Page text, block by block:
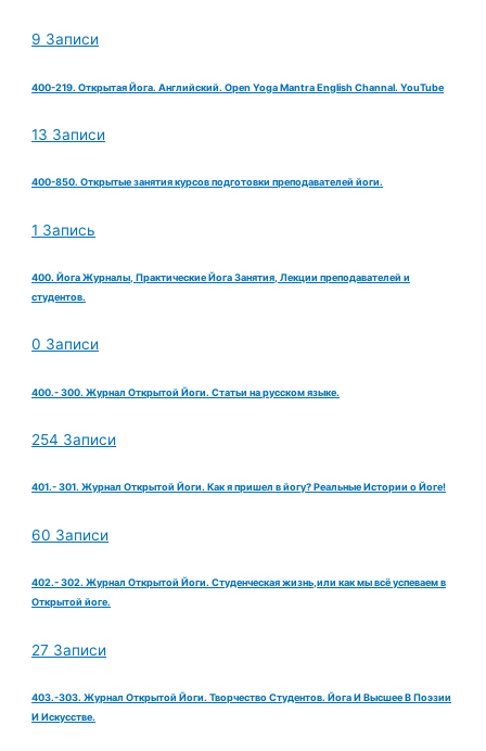
9 Записи
400-219. Открытая Йога. Английский. Open Yoga Mantra English Channal. YouTube
13 Записи
400-850. Открытые занятия курсов подготовки преподавателей йоги.
1 Запись
400. Йога Журналы, Практические Йога Занятия, Лекции преподавателей и
студентов.
0 Записи
400.- 300. Журнал Открытой Йоги. Статьи на русском языке.
254 Записи
401.- 301. Журнал Открытой Йоги. Как я пришел в йогу? Реальные Истории о Йоге!
60 Записи
402.- 302. Журнал Открытой Йоги. Студенческая жизнь,или как мы всё успеваем в
Открытой йоге.
27 Записи
403.-303. Журнал Открытой Йоги. Творчество Студентов. Йога И Высшее В Поэзии
И Искусстве.